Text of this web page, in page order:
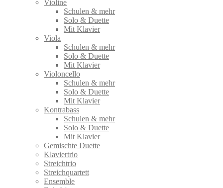
Violine
Schulen & mehr
Solo & Duette
Mit Klavier
Viola
Schulen & mehr
Solo & Duette
Mit Klavier
Violoncello
Schulen & mehr
Solo & Duette
Mit Klavier
Kontrabass
Schulen & mehr
Solo & Duette
Mit Klavier
Gemischte Duette
Klaviertrio
Streichtrio
Streichquartett
Ensemble